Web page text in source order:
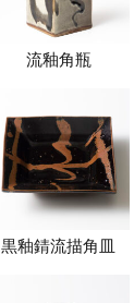
流釉角瓶
黒釉錆流描角皿